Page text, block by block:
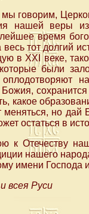
говорим,
нашей веры
время
тот долгий
в XXI веке,
были
какое
меняться, но
остаться в
к Отечеству
нашего
имени
всея Руси